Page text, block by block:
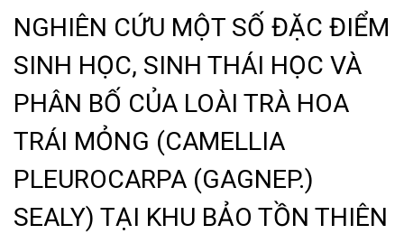
NGHIÊN CỨU MỘT SỐ ĐẶC ĐIỂM
SINH HỌC, SINH THÁI HỌC VÀ
PHÂN BỐ CỦA LOÀI TRÀ HOA
TRÁI MỎNG (CAMELLIA
PLEUROCARPA (GAGNEP.)
SEALY) TẠI KHU BẢO TỒN THIÊN